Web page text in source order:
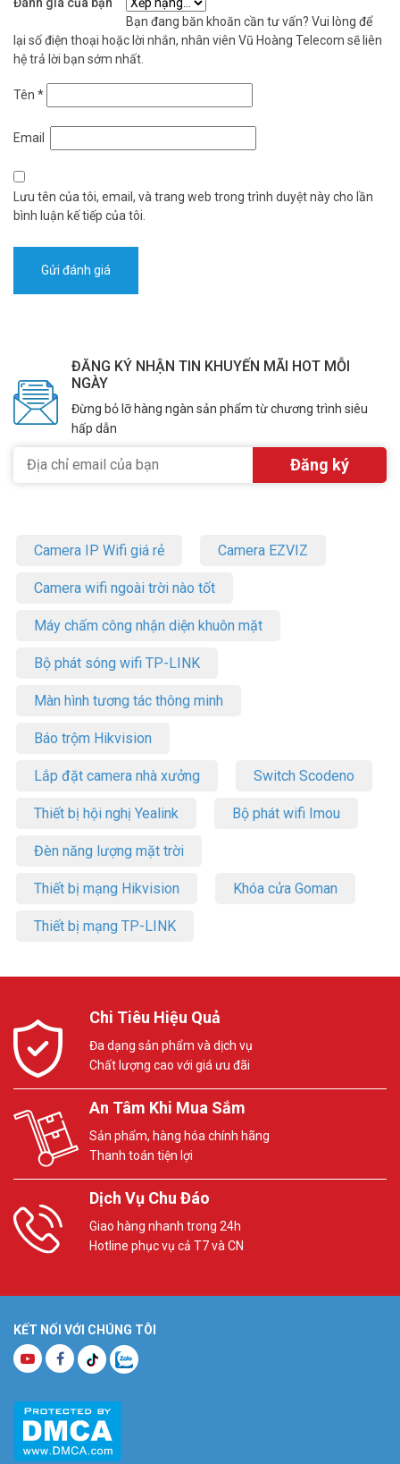
Bạn đang băn khoăn cần tư vấn? Vui lòng để
lại số điện thoại hoặc lời nhắn, nhân viên Vũ Hoàng Telecom sẽ liên
hệ trả lời bạn sớm nhất.
Tên *
Email
Lưu tên của tôi, email, và trang web trong trình duyệt này cho lần
bình luận kế tiếp của tôi.
ĐĂNG KÝ NHẬN TIN KHUYẾN MÃI HOT MỖI
NGÀY
Đừng bỏ lỡ hàng ngàn sản phẩm từ chương trình siêu
hấp dẫn
Camera IP Wifi giá rẻ Camera EZVIZ
Camera wifi ngoài trời nào tốt
Máy chấm công nhận diện khuôn mặt
Bộ phát sóng wifi TP-LINK
Màn hình tương tác thông minh
Báo trộm Hikvision
Lắp đặt camera nhà xưởng Switch Scodeno
Thiết bị hội nghị Yealink Bộ phát wifi Imou
Đèn năng lượng mặt trời
Thiết bị mạng Hikvision Khóa cửa Goman
Thiết bị mạng TP-LINK
Chi Tiêu Hiệu Quả
Đa dạng sản phẩm và dịch vụ
Chất lượng cao với giá ưu đãi
An Tâm Khi Mua Sắm
Sản phẩm, hàng hóa chính hãng
Thanh toán tiện lợi
Dịch Vụ Chu Đáo
Giao hàng nhanh trong 24h
Hotline phục vụ cả T7 và CN
KẾT NỐI VỚI CHÚNG TÔI